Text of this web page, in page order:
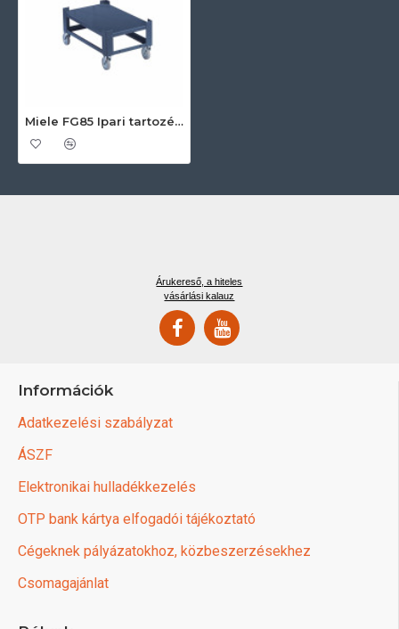
Miele FG85 Ipari tartozékok
Árukereső, a hiteles
vásárlási kalauz
Információk
Adatkezelési szabályzat
ÁSZF
Elektronikai hulladékkezelés
OTP bank kártya elfogadói tájékoztató
Cégeknek pályázatokhoz, közbeszerzésekhez
Csomagajánlat